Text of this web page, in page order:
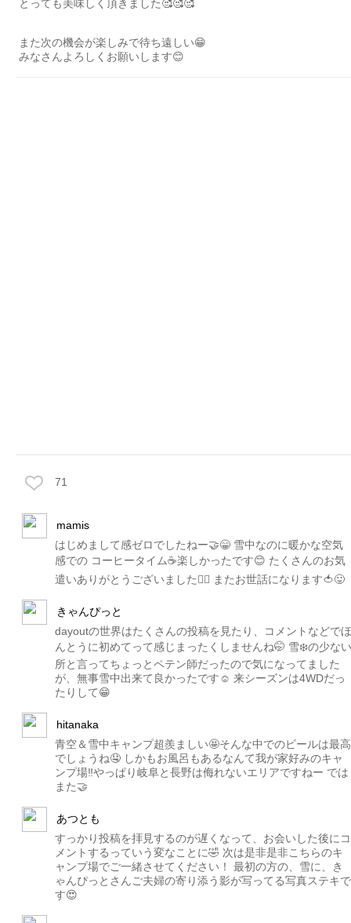
とっても美味しく頂きました🥰🥰🥰
また次の機会が楽しみで待ち遠しい😁
みなさんよろしくお願いします😊
71
mamis
はじめまして感ゼロでしたねー🤝😁 雪中なのに暖かな空気
感での コーヒータイム☕️楽しかったです😊 たくさんのお気
遣いありがとうございました🙇‍♀️ またお世話になります🍅😛
きゃんぴっと
dayoutの世界はたくさんの投稿を見たり、コメントなどでほ
んとうに初めてって感じまったくしませんね🤭 雪❄️の少ない
所と言ってちょっとペテン師だったので気になってました
が、無事雪中出来て良かったです☺️ 来シーズンは4WDだっ
たりして😁
hitanaka
青空＆雪中キャンプ超羨ましい🤩そんな中でのビールは最高
でしょうね🤤 しかもお風呂もあるなんて我が家好みのキャ
ンプ場‼️やっぱり岐阜と長野は侮れないエリアですねー では
また🤝
あつとも
すっかり投稿を拝見するのが遅くなって、お会いした後にコ
メントするっていう変なことに🤣 次は是非是非こちらのキ
ャンプ場でご一緒させてください！ 最初の方の、雪に、き
ゃんぴっとさんご夫婦の寄り添う影が写ってる写真ステキで
す😍